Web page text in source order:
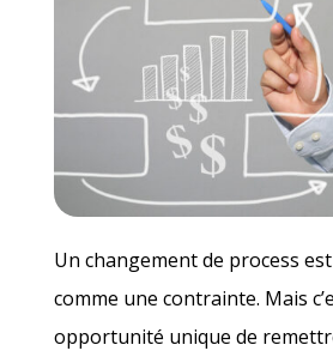
Un changement de process
comme une contrainte. Mais
opportunité unique de